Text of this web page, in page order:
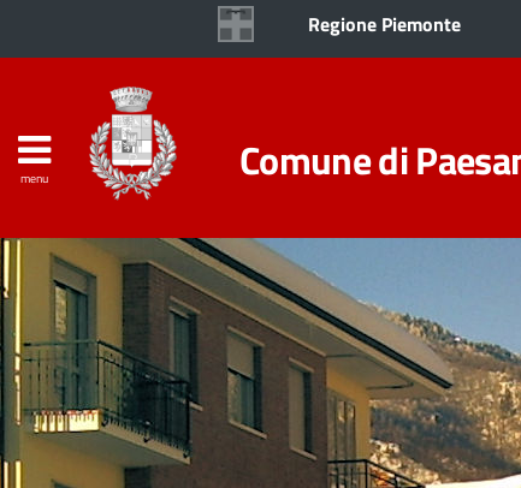
Regione Piemonte
menu Comune di